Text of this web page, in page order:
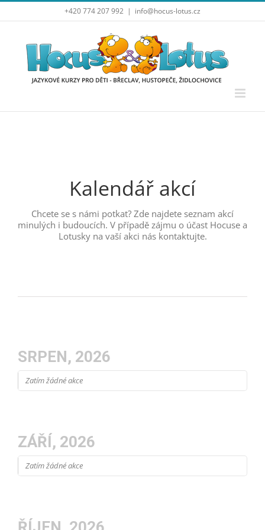
Přeskočit
+420 774 207 992 | info@hocus-lotus.cz
Kalendář akcí
Chcete se s námi potkat? Zde najdete seznam akcí
minulých i budoucích. V případě zájmu o účast Hocuse a
Lotusky na vaší akci nás kontaktujte.
SRPEN, 2026
Zatím žádné akce
ZÁŘÍ, 2026
Zatím žádné akce